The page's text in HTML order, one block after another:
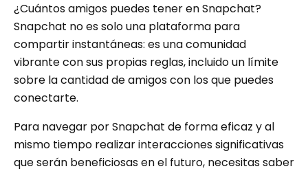
¿Cuántos amigos puedes tener en Snapchat?
Snapchat no es solo una plataforma para
compartir instantáneas: es una comunidad
vibrante con sus propias reglas, incluido un límite
sobre la cantidad de amigos con los que puedes
conectarte.
Para navegar por Snapchat de forma eficaz y al
mismo tiempo realizar interacciones significativas
que serán beneficiosas en el futuro, necesitas saber